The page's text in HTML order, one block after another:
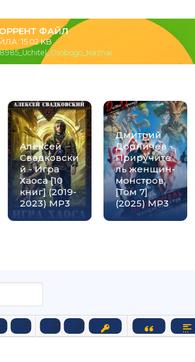
ФАЙЛ
15.02 KB
Алексей
Свадковски
й - Игра
Хаоса [10
книг] (2019-
2023) МР3
Дмитрий
Дорничев -
Приручите
ль женщин-
монстров,
[Том 7]
(2025) МР3